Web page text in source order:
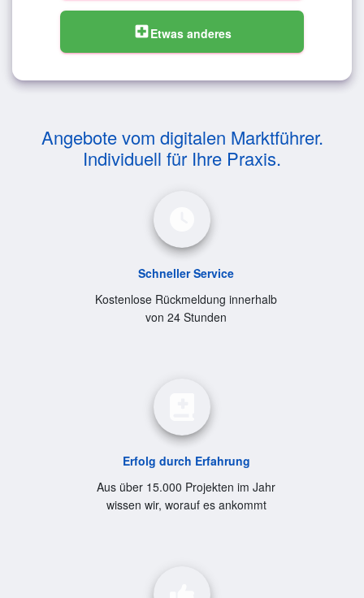
local_hospitalEtwas anderes
Angebote vom digitalen Marktführer.
Individuell für Ihre Praxis.
Schneller Service
Kostenlose Rückmeldung innerhalb
von 24 Stunden
Erfolg durch Erfahrung
Aus über 15.000 Projekten im Jahr
wissen wir, worauf es ankommt